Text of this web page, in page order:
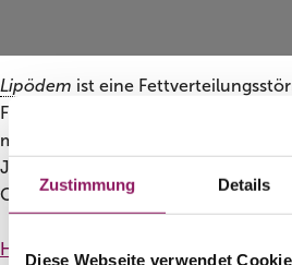
Zustimmung Details
Diese Webseite verwendet
Lipödem ist eine
Fettzellen krankhaft vergrößern.
man sich mit der Krankheit fühlt
Jahren umgeht, hat das ZDF die
Christian Stanger begleitet.
Hier gibt es den Link zum Beitrag